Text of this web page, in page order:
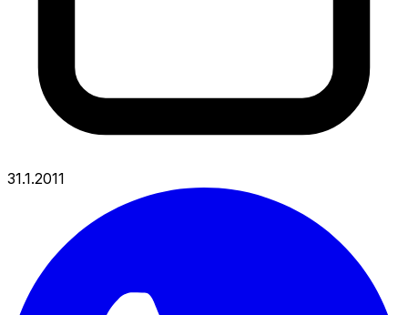
31.1.2011